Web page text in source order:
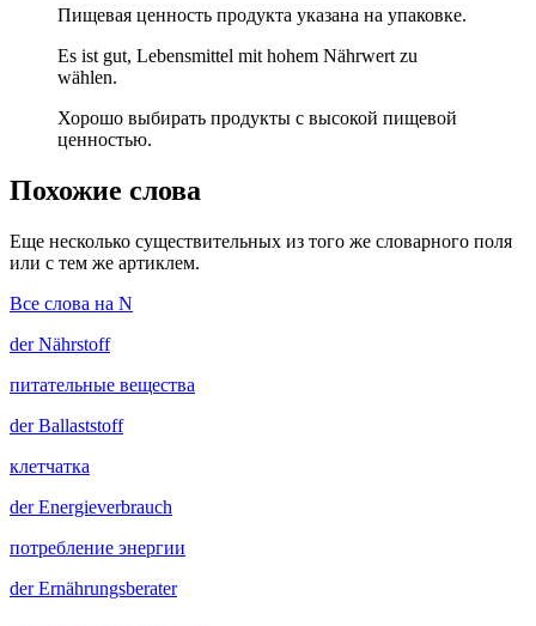
Пищевая ценность продукта указана на упаковке.
Es ist gut, Lebensmittel mit hohem Nährwert zu
wählen.
Хорошо выбирать продукты с высокой пищевой
ценностью.
Похожие слова
Еще несколько существительных из того же словарного поля
или с тем же артиклем.
Все слова на N
derNährstoff
питательные вещества
derBallaststoff
клетчатка
derEnergieverbrauch
потребление энергии
derErnährungsberater